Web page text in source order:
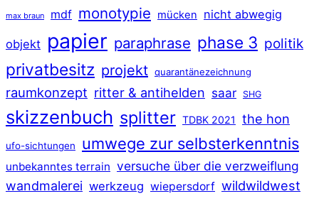
max braun mdf monotypie mücken nicht abwegig
objekt papier paraphrase phase 3 politik
privatbesitz projekt quarantänezeichnung
raumkonzept ritter & antihelden saar SHG
skizzenbuch splitter TDBK 2021 the hon
ufo-sichtungen umwege zur selbsterkenntnis
unbekanntes terrain versuche über die verzweiflung
wandmalerei werkzeug wiepersdorf wildwildwest